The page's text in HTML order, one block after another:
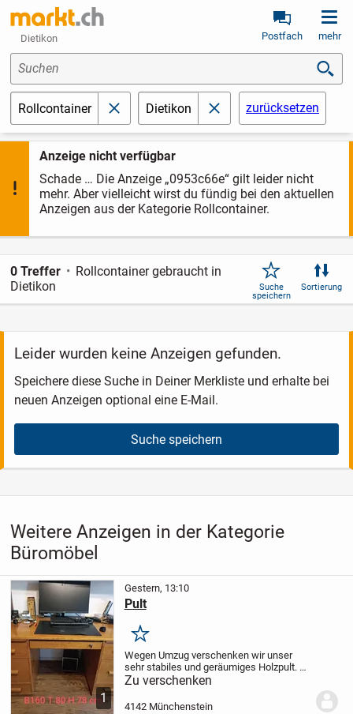
Dietikon Postfach mehr
Anzeige nicht verfügbar
Schade … Die Anzeige „0953c66e“ gilt leider nicht
mehr. Aber vielleicht wirst du fündig bei den aktuellen
Anzeigen aus der Kategorie Rollcontainer.
Suchen
Rollcontainer schließenDietikon schließenzurücksetzen
0 Treffer
Rollcontainer gebraucht in
Dietikon
Suche
speichern
Sortierung
Leider wurden keine Anzeigen gefunden.
Speichere diese Suche in Deiner Merkliste und erhalte bei
neuen Anzeigen optional eine E-Mail.
Suche speichern
Weitere Anzeigen in der Kategorie
Büromöbel
1
Gestern, 13:10
Pult
Merken
Wegen Umzug verschenken wir unser
sehr stabiles und geräumiges Holzpult.
Mass: 160x80 cm. Es steht im 1. Stock.
die Teile bis vor der Tür zu tragen. Der...
Zu verschenken
4142 Münchenstein